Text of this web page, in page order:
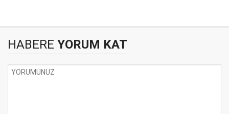
HABERE YORUM KAT